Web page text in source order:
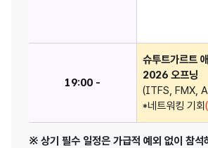
19:00 -
슈투트가르트
2026 오프닝
(ITFS, FMX,
*네트워킹 기회
※ 상기 필수 일정은 가급적 예외 없이 참석